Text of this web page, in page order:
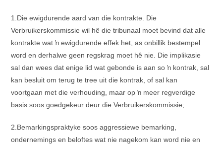
1.Die ewigdurende aard van die kontrakte. Die
Verbruikerskommissie wil hê die tribunaal moet bevind dat alle
kontrakte wat ŉ ewigdurende effek het, as onbillik bestempel
word en derhalwe geen regskrag moet hê nie. Die implikasie
sal dan wees dat enige lid wat gebonde is aan so ŉ kontrak, sal
kan besluit om terug te tree uit die kontrak, of sal kan
voortgaan met die verhouding, maar op ŉ meer regverdige
basis soos goedgekeur deur die Verbruikerskommissie;
2.Bemarkingspraktyke soos aggressiewe bemarking,
ondernemings en beloftes wat nie nagekom kan word nie en